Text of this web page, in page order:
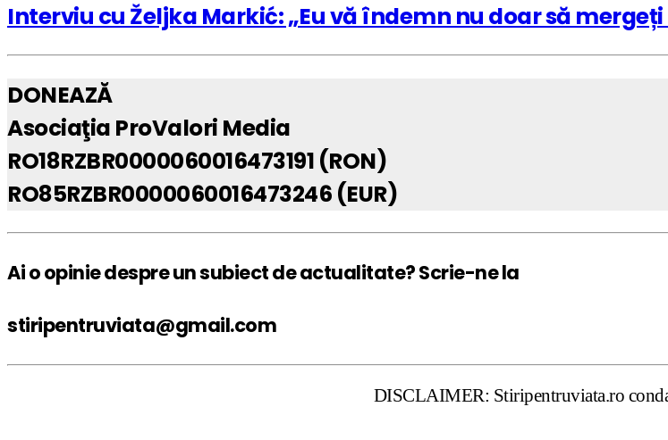
Interviu cu Željka Markić: „Eu vă îndemn nu doar să
DONEAZĂ
Asociaţia ProValori Media
RO18RZBR0000060016473191 (RON)
RO85RZBR0000060016473246 (EUR)
Ai o opinie despre un subiect de actualitate? Scrie-ne la
stiripentruviata@gmail.com
DISCLAIMER: Stiripentruviata.ro condamnă